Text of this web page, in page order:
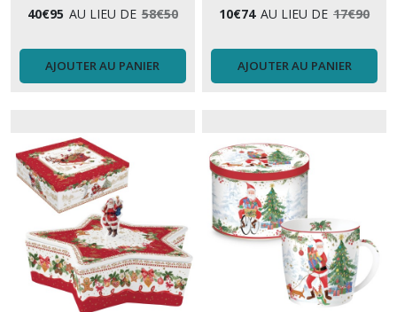
40€95 AU LIEU DE 58€50
AJOUTER AU PANIER
10€74 AU LIEU DE 17€90
AJOUTER AU PANIER